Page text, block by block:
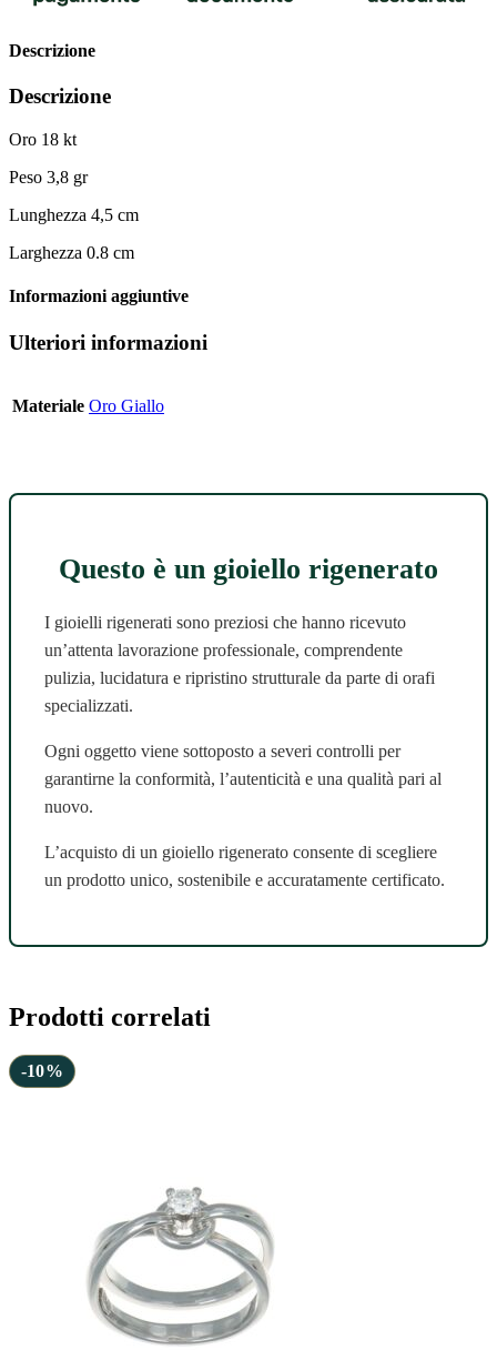
Descrizione
Descrizione
Oro 18 kt
Peso 3,8 gr
Lunghezza 4,5 cm
Larghezza 0.8 cm
Informazioni aggiuntive
Ulteriori informazioni
Materiale Oro Giallo
Questo è un gioiello rigenerato
I gioielli rigenerati sono preziosi che hanno ricevuto
un’attenta lavorazione professionale, comprendente
pulizia, lucidatura e ripristino strutturale da parte di orafi
specializzati.
Ogni oggetto viene sottoposto a severi controlli per
garantirne la conformità, l’autenticità e una qualità pari al
nuovo.
L’acquisto di un gioiello rigenerato consente di scegliere
un prodotto unico, sostenibile e accuratamente certificato.
Prodotti correlati
-10%